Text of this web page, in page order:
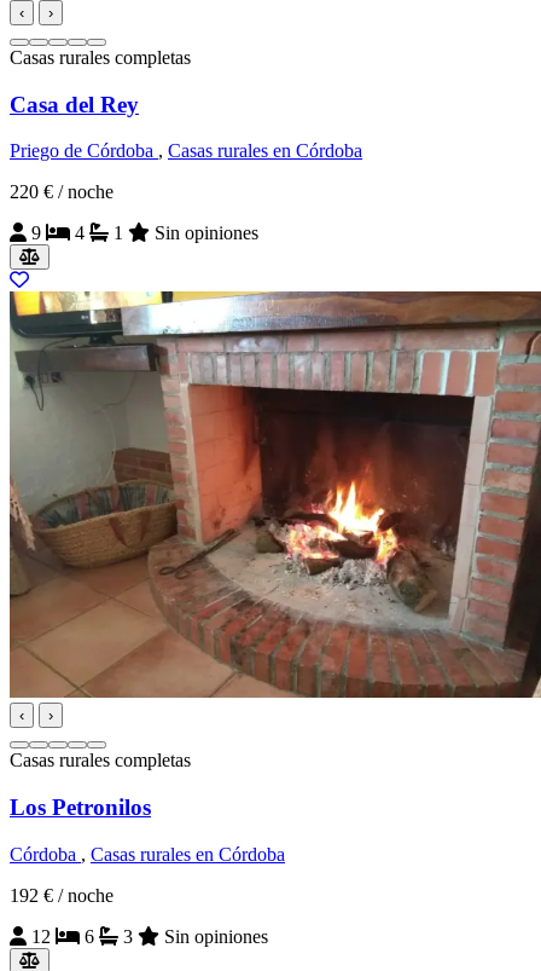
‹ ›
Casas rurales completas
Casa del Rey
Priego de Córdoba , Casas rurales en Córdoba
220 € / noche
9
4 1 Sin opiniones
‹ ›
Casas rurales completas
Los Petronilos
Córdoba , Casas rurales en Córdoba
192 € / noche
12
6 3 Sin opiniones